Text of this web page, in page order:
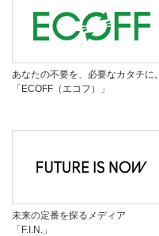
あなたの不要を、必要なカタチに。
「ECOFF（エコフ）」
未来の定番を探るメディア
「F.I.N.」